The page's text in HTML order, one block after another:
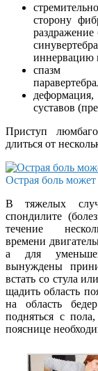
сторону
иннервацию
спазм
суставов
Приступ
длиться от
Острая боль может
В тяжелых
спондилите
течение
времени
а для
вынуждены
встать со стула
щадить область
на область
подняться с
пояснице